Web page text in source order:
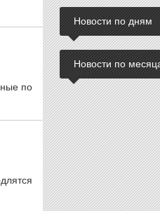
по
Новости по дням
Новости по